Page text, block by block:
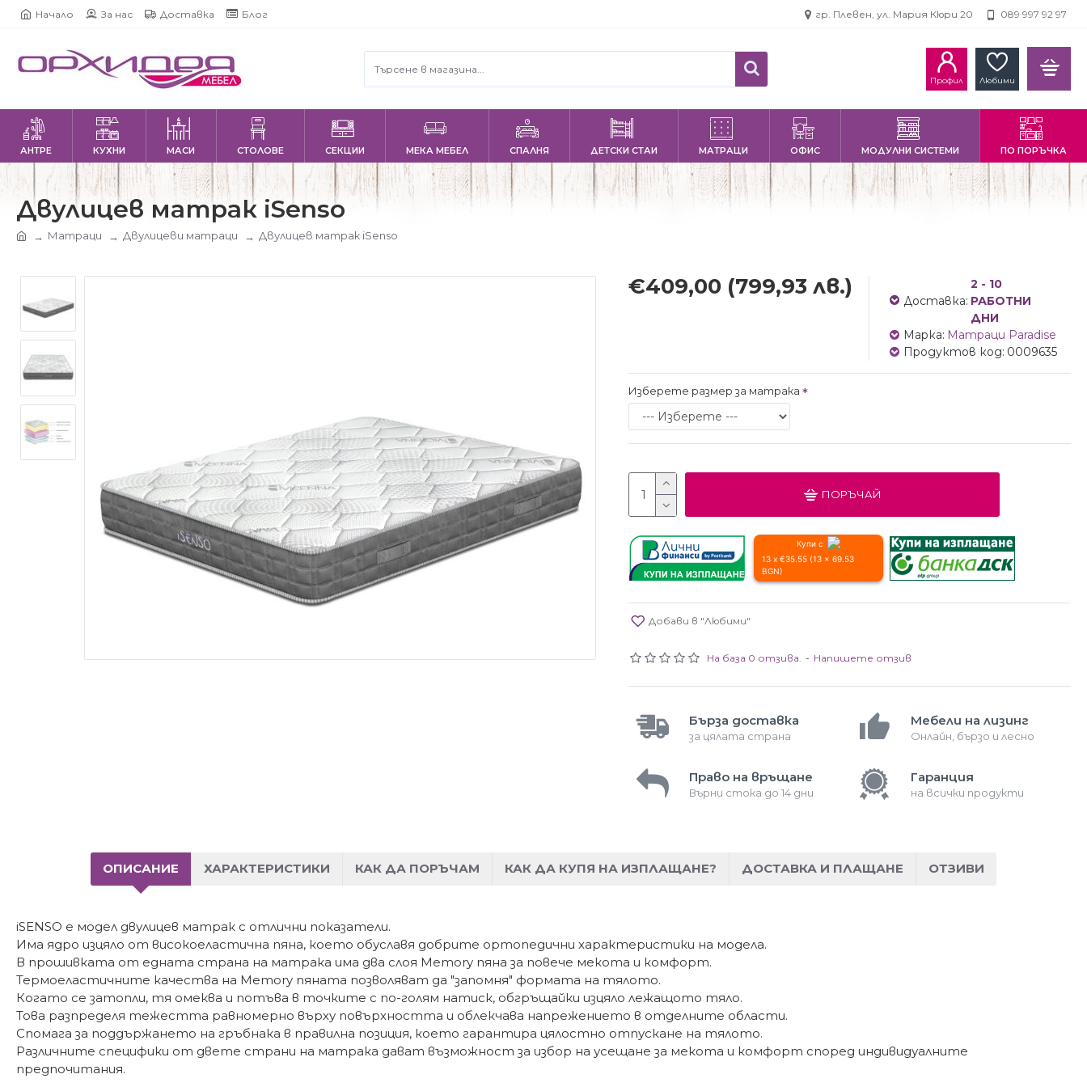
Начало За нас Доставка Блог гр. Плевен, ул. Мария Кюри 20 089 997 92 97
Профил Любими
АНТРЕ КУХНИ МАСИ СТОЛОВЕ СЕКЦИИ МЕКА МЕБЕЛ СПАЛНЯ ДЕТСКИ СТАИ МАТРАЦИ ОФИС МОДУЛНИ СИСТЕМИ ПО ПОРЪЧКА
Матраци Двулицеви матраци Двулицев матрак iSenso
Двулицев матрак iSenso
На база 0 отзива. - Напишете отзив
€409,00 (799,93 лв.)
Доставка:
2 - 10
РАБОТНИ
ДНИ
Марка: Матраци Paradise
Продуктов код: 0009635
Изберете размер за матрака
ПОРЪЧАЙ
Купи с
13 x €35.55 (13 x 69.53
BGN)
Добави в "Любими"
Бърза доставка
за цялата страна
Мебели на лизинг
Онлайн, бързо и лесно
Право на връщане
Върни стока до 14 дни
Гаранция
на всички продукти
ОПИСАНИЕ ХАРАКТЕРИСТИКИ КАК ДА ПОРЪЧАМ КАК ДА КУПЯ НА ИЗПЛАЩАНЕ? ДОСТАВКА И ПЛАЩАНЕ ОТЗИВИ
iSENSO е модел двулицев матрак с отлични показатели.
Има ядро изцяло от високоеластична пяна, което обуславя добрите ортопедични характеристики на модела.
В прошивката от едната страна на матрака има два слоя Memory пяна за повече мекота и комфорт.
Термоеластичните качества на Memory пяната позволяват да "запомня" формата на тялото.
Когато се затопли, тя омеква и потъва в точките с по-голям натиск, обгръщайки изцяло лежащото тяло.
Това разпределя тежестта равномерно върху повърхността и облекчава напрежението в отделните области.
Спомага за поддържането на гръбнака в правилна позиция, което гарантира цялостно отпускане на тялото.
Различните специфики от двете страни на матрака дават възможност за избор на усещане за мекота и комфорт според индивидуалните
предпочитания.